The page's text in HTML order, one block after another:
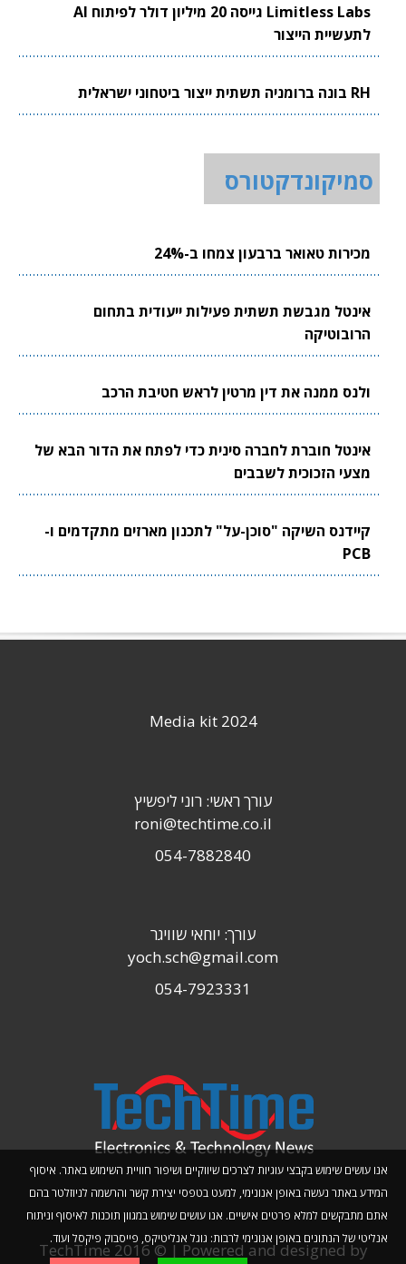
Limitless Labs גייסה 20 מיליון דולר לפיתוח AI
לתעשיית הייצור
RH בונה ברומניה תשתית ייצור ביטחוני ישראלית
סמיקונדקטורס
מכירות טאואר ברבעון צמחו ב-24%
אינטל מגבשת תשתית פעילות ייעודית בתחום
הרובוטיקה
ולנס ממנה את דין מרטין לראש חטיבת הרכב
אינטל חוברת לחברה סינית כדי לפתח את הדור הבא של
מצעי הזכוכית לשבבים
קיידנס השיקה "סוכן-על" לתכנון מארזים מתקדמים ו-
PCB
אנו עושים שימוש בקבצי עוגיות לצרכים שיווקיים ושיפור חוויית השימוש באתר. איסוף
המידע באתר נעשה באופן אנונימי, למעט בטפסי יצירת קשר והרשמה לניוזלטר בהם
אתם מתבקשים למלא פרטים אישיים. אנו עושים שימוש במגוון תוכנות לאיסוף וניתוח
אנליטי של הנתונים באופן אנונימי לרבות: גוגל אנליטיקס, פייסבוק פיקסל ועוד.
Media kit 2024
עורך ראשי: רוני ליפשיץ
roni@techtime.co.il
054-7882840
עורך: יוחאי שוויגר
yoch.sch@gmail.com
054-7923331
TechTime 2016 © | Powered and designed by